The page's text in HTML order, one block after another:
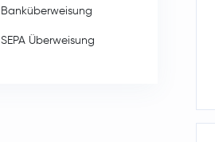
WBT
Banküberweisung
SEPA Überweisung